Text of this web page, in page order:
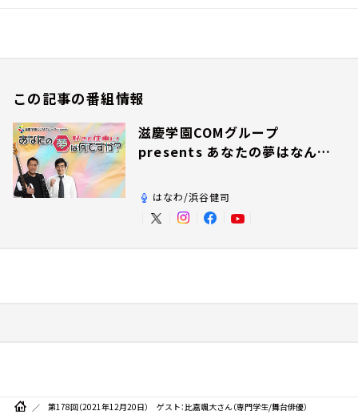
この記事の番組情報
滋慶学園COMグループ
presents あなたの夢はなんで
はなわ/浜谷健司
第178回（2021年12月20日） ゲスト：比嘉颯大さん（専門学生/舞台俳優）